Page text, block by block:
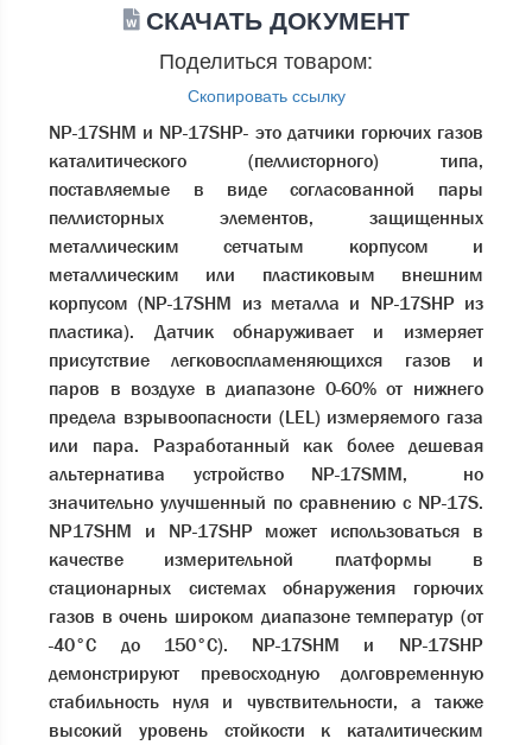
СКАЧАТЬ ДОКУМЕНТ
Поделиться товаром:
Скопировать ссылку
NP-17SHM и NP-17SHP- это датчики горючих газов
каталитического (пеллисторного) типа,
поставляемые в виде согласованной пары
пеллисторных элементов, защищенных
металлическим сетчатым корпусом и
металлическим или пластиковым внешним
корпусом (NP-17SHM из металла и NP-17SHP из
пластика). Датчик обнаруживает и измеряет
присутствие легковоспламеняющихся газов и
паров в воздухе в диапазоне 0-60% от нижнего
предела взрывоопасности (LEL) измеряемого газа
или пара. Разработанный как более дешевая
альтернатива устройство NP-17SMM, но
значительно улучшенный по сравнению с NP-17S.
NP17SHM и NP-17SHP может использоваться в
качестве измерительной платформы в
стационарных системах обнаружения горючих
газов в очень широком диапазоне температур (от
-40°C до 150°C). NP-17SHM и NP-17SHP
демонстрируют превосходную долговременную
стабильность нуля и чувствительности, а также
высокий уровень стойкости к каталитическим